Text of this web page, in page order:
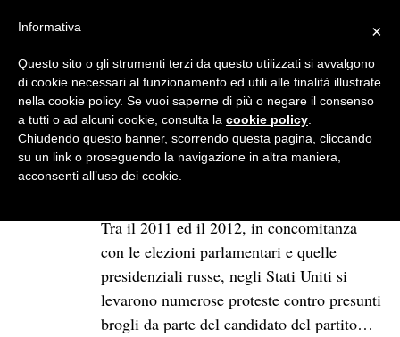
BROWSE CATEGORY
Storia- Page 18
Accade Oggi History Ciacciannel
Gregorio Magno: la musica
Tra il 2011 ed il 2012, in concomitanza
con le elezioni parlamentari e quelle
presidenziali russe, negli Stati Uniti si
levarono numerose proteste contro presunti
brogli da parte del candidato del partito…
×
Informativa
Questo sito o gli strumenti terzi da questo utilizzati si avvalgono
di cookie necessari al funzionamento ed utili alle finalità illustrate
nella cookie policy. Se vuoi saperne di più o negare il consenso
a tutti o ad alcuni cookie, consulta la cookie policy
Chiudendo questo banner, scorrendo questa pagina, cliccando
su un link o proseguendo la navigazione in altra maniera,
acconsenti all’uso dei cookie.